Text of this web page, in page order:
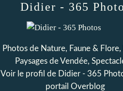
Didier - 365
Photos de Nature, Faune &
Paysages de Vendée,
Voir le profil de Didier - 365
portail Overblog